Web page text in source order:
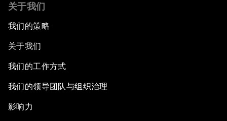
关于我们
我们的策略
关于我们
我们的工作方式
我们的领导团队与组织治理
影响力